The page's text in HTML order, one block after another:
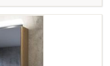
Szupermatt
fehér